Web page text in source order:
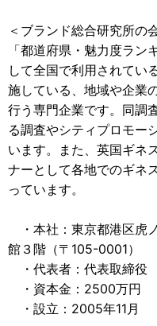
＜ブランド総合研究所の
「都道府県・魅力度ラン
して全国で利用されてい
施している、地域や企業
行う専門企業です。同調
る調査やシティプロモー
います。また、英国ギネ
ナーとして各地でのギネ
っています。
・本社：東京都港区虎
館３階（〒105-0001）
・代表者：代表取締役
・資本金：2500万円
・設立：2005年11月